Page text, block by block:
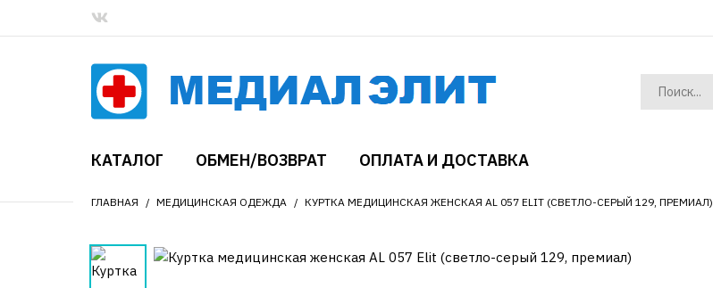
КАТАЛОГ ОБМЕН/ВОЗВРАТ ОПЛАТА И ДОСТАВКА
ГЛАВНАЯ МЕДИЦИНСКАЯ ОДЕЖДА КУРТКА МЕДИЦИНСКАЯ ЖЕНСКАЯ AL 057 ELIT (СВЕТЛО-СЕРЫЙ 129, ПРЕМИАЛ)